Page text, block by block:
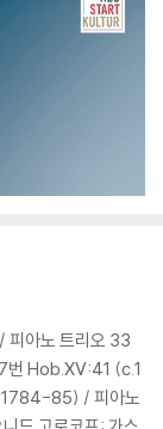
아노 트리오 33
Hob.XV:41 (c.1
85) / 피아노